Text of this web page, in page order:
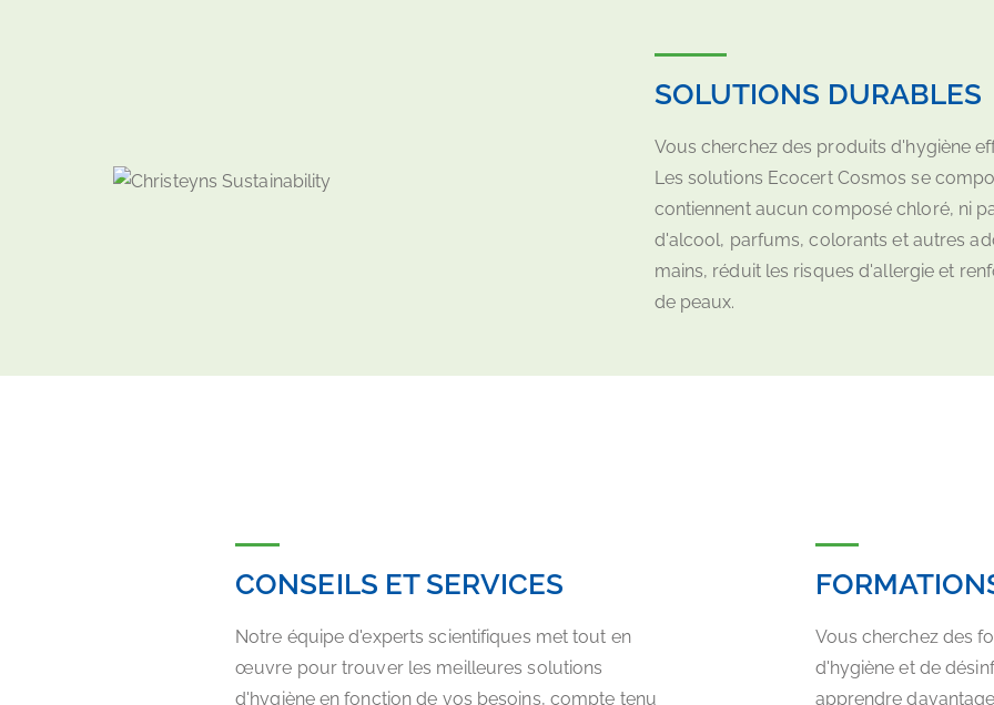
SOLUTIONS DURABLES
Vous cherchez des produits d'hygiène
Les solutions Ecocert Cosmos se
contiennent aucun composé chloré, ni
d'alcool, parfums, colorants et autres
mains, réduit les risques d'allergie et
de peaux.
CONSEILS ET SERVICES
Notre équipe d'experts scientifiques met tout en
œuvre pour trouver les meilleures solutions
d'hygiène en fonction de vos besoins, compte tenu
Vous cherchez des
d'hygiène et de
apprendre